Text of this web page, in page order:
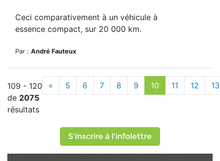
Ceci comparativement à un véhicule à
essence compact, sur 20 000 km.
Par : André Fauteux
109 - 120
de 2075
résultats
« 5 6 7 8 9 10 11 12 13
S'inscrire à l'infolettre